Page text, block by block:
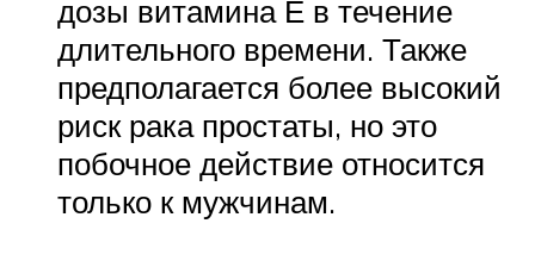
дозы витамина Е в течение
длительного времени. Также
предполагается более высокий
риск рака простаты, но это
побочное действие относится
только к мужчинам.